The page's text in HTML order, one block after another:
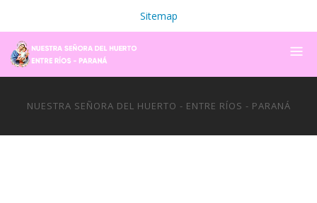
Sitemap
NUESTRA SEÑORA DEL HUERTO - ENTRE RÍOS - PARANÁ